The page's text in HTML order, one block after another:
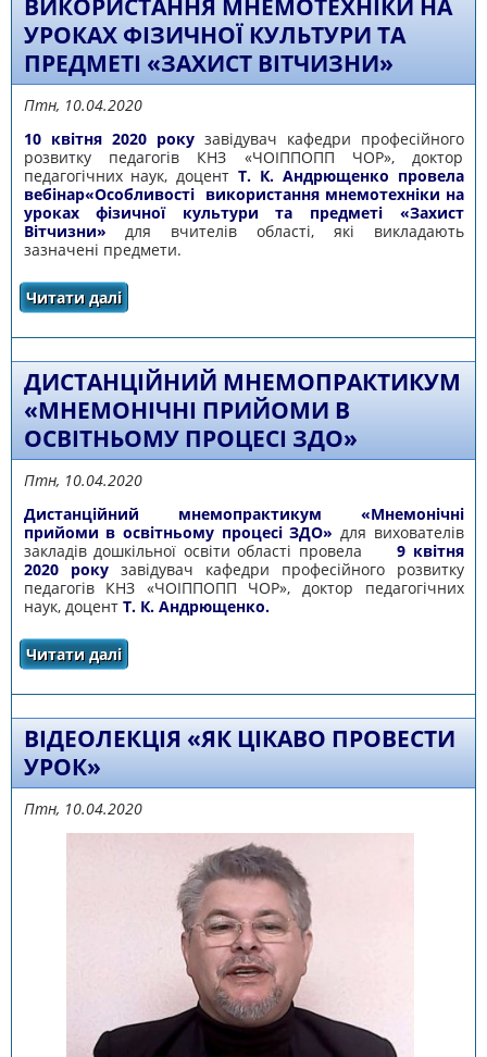
ВИКОРИСТАННЯ МНЕМОТЕХНІКИ НА
УРОКАХ ФІЗИЧНОЇ КУЛЬТУРИ ТА
ПРЕДМЕТІ «ЗАХИСТ ВІТЧИЗНИ»
Птн, 10.04.2020
10 квітня 2020 рокузавідувач кафедри професійного
розвитку педагогів КНЗ «ЧОІППОПП ЧОР», доктор
педагогічних наук, доцент Т. К. Андрющенко провела
вебінар«Особливості використання мнемотехніки на
уроках фізичної культури та предметі «Захист
Вітчизни» для вчителів області, які викладають
зазначені предмети.
Читати далі
ВИКОРИСТАННЯ МНЕМОТЕХНІКИ НА УРОКАХ
ФІЗИЧНОЇ КУЛЬТУРИ ТА ПРЕДМЕТІ «ЗАХИСТ
ДИСТАНЦІЙНИЙ МНЕМОПРАКТИКУМ
«МНЕМОНІЧНІ ПРИЙОМИ В
ОСВІТНЬОМУ ПРОЦЕСІ ЗДО»
Птн, 10.04.2020
Дистанційний мнемопрактикум «Мнемонічні
прийоми в освітньому процесі ЗДО» для вихователів
закладів дошкільної освіти області провела 9 квітня
2020 рокузавідувач кафедри професійного розвитку
педагогів КНЗ «ЧОІППОПП ЧОР», доктор педагогічних
наук, доцент Т. К. Андрющенко.
Читати далі
ПРОЦЕСІ ЗДО»
ВІДЕОЛЕКЦІЯ «ЯК ЦІКАВО ПРОВЕСТИ
УРОК»
Птн, 10.04.2020